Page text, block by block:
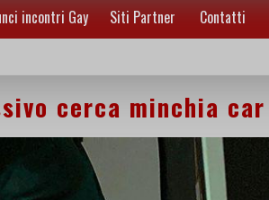
incontri Gay Siti Partner Contatti
cerca minchia car